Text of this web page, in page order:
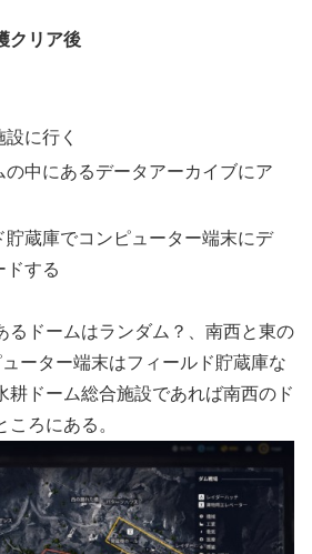
クリア後
に行く
の中にあるデータアーカイブにア
貯蔵庫でコンピューター端末にデ
ドする
るドームはランダム？、南西と東の
ーター端末はフィールド貯蔵庫な
耕ドーム総合施設であれば南西のド
ろにある。